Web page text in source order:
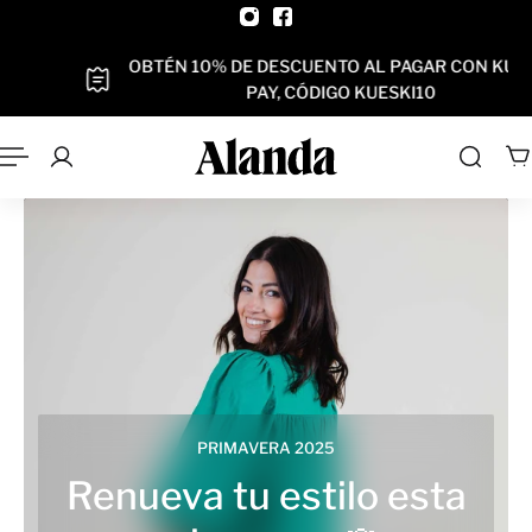
OBTÉN 10% DE DESCUENTO AL PAGAR CON KUESKI
PAY, CÓDIGO KUESKI10
PRIMAVERA 2025
Renueva tu estilo esta